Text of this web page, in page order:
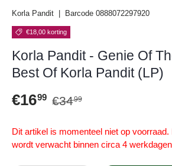
Korla Pandit Barcode 0888072297920
€18,00 korting
Korla Pandit - Genie Of
Best Of Korla Pandit (LP)
Verkoopprijs
€1699 Reguliere prijs
€3499
Dit artikel is momenteel niet op
wordt verwacht binnen circa 4